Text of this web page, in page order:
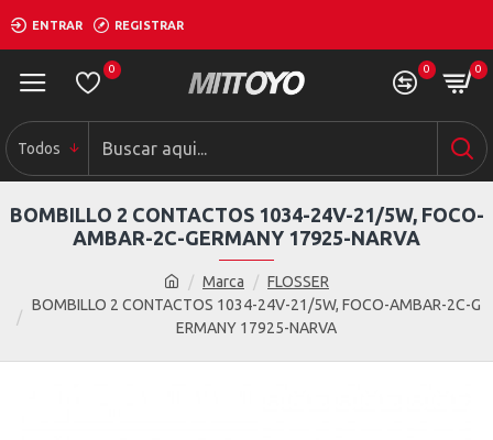
ENTRAR REGISTRAR
0 0 0
Todos
Marca
FLOSSER
BOMBILLO 2 CONTACTOS 1034-24V-21/5W, FOCO-AMBAR-2C-G
ERMANY 17925-NARVA
BOMBILLO 2 CONTACTOS 1034-24V-21/5W, FOCO-
AMBAR-2C-GERMANY 17925-NARVA